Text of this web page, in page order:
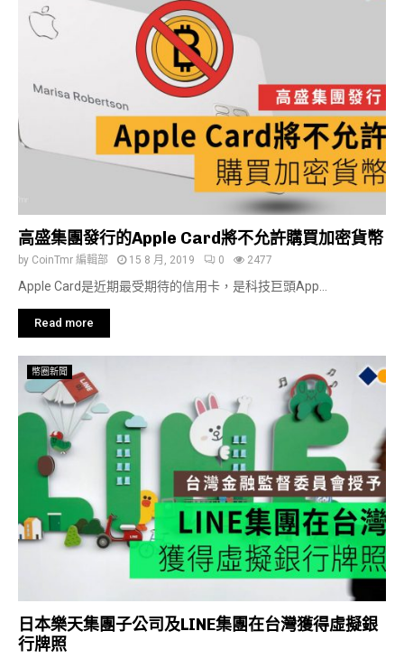
高盛集團發行的Apple Card將不允許購買加密貨幣
by CoinTmr 編輯部 15 8 月, 2019 0 2477
Apple Card是近期最受期待的信用卡，是科技巨頭App...
Read more
幣圈新聞
日本樂天集團子公司及LINE集團在台灣獲得虛擬銀
行牌照